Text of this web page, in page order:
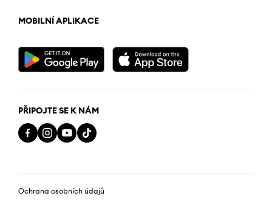
MOBILNÍ APLIKACE
PŘIPOJTE SE K NÁM
Ochrana osobních údajů